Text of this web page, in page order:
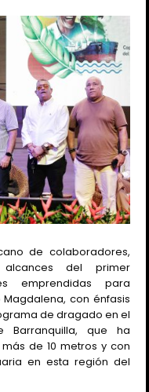
de colaboradores,
del primer
emprendidas para
con énfasis
de dragado en el
que ha
de 10 metros y con
en esta región del